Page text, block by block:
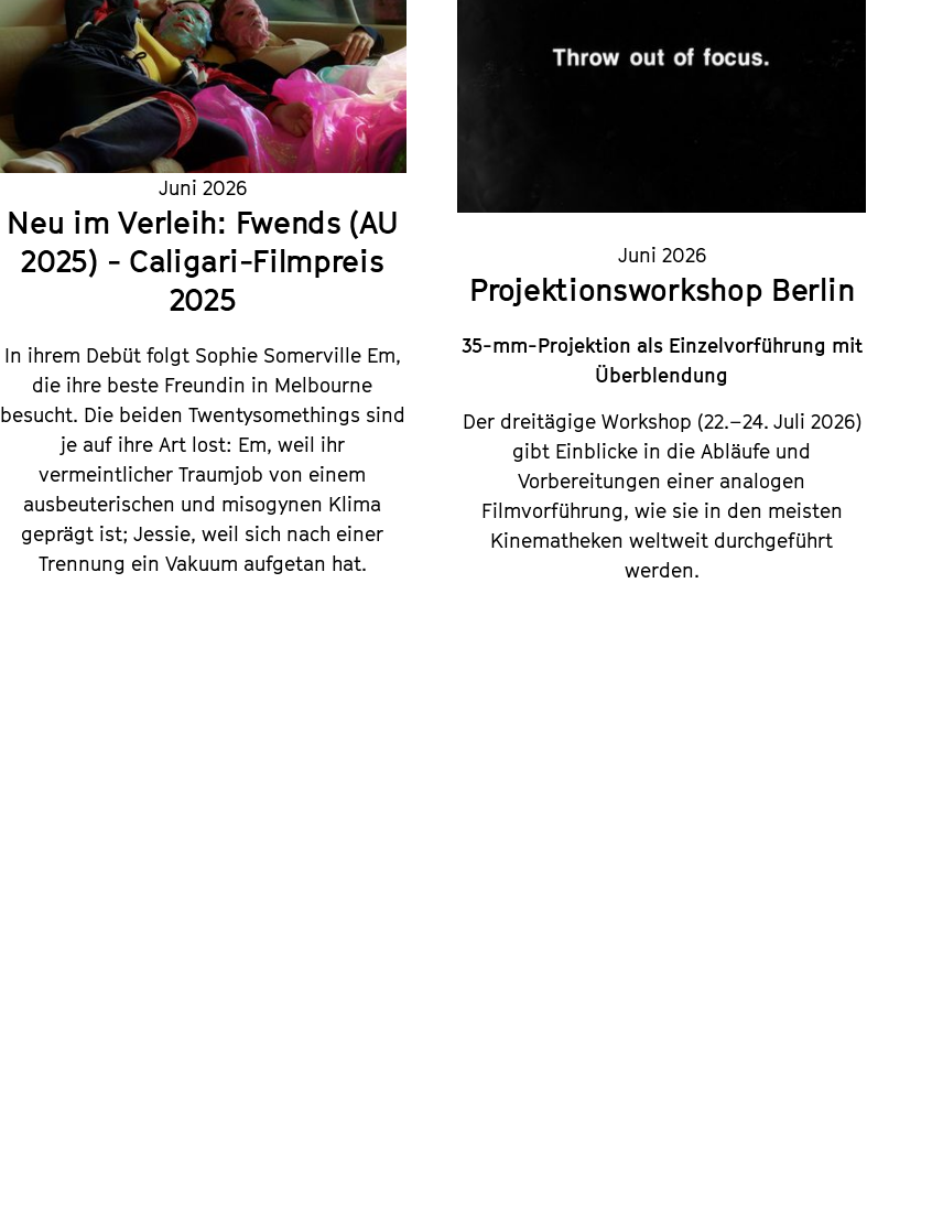
Juni 2026
Neu im Verleih: Fwends (AU
2025) - Caligari-Filmpreis
2025
In ihrem Debüt folgt Sophie Somerville Em,
die ihre beste Freundin in Melbourne
besucht. Die beiden Twentysomethings sind
je auf ihre Art lost: Em, weil ihr
vermeintlicher Traumjob von einem
ausbeuterischen und misogynen Klima
geprägt ist; Jessie, weil sich nach einer
Trennung ein Vakuum aufgetan hat.
Juni 2026
Projektionsworkshop Berlin
35-mm-Projektion als Einzelvorführung mit
Überblendung
Der dreitägige Workshop (22.–24. Juli 2026)
gibt Einblicke in die Abläufe und
Vorbereitungen einer analogen
Filmvorführung, wie sie in den meisten
Kinematheken weltweit durchgeführt
werden.